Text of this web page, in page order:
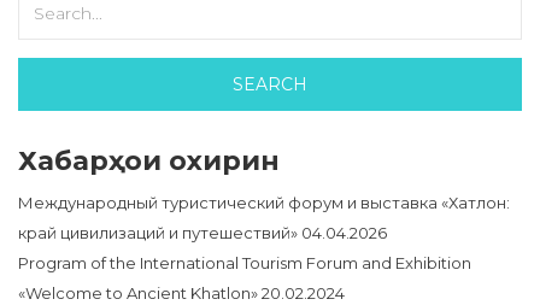
Хабарҳои охирин
Международный туристический форум и выставка «Хатлон:
край цивилизаций и путешествий» 04.04.2026
Program of the International Tourism Forum and Exhibition
«Welcome to Ancient Khatlon»20.02.2024